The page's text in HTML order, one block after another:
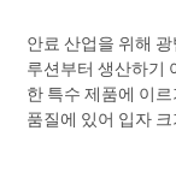
안료 산업을 위해
루션부터 생산하기
한 특수 제품에 이
품질에 있어 입자